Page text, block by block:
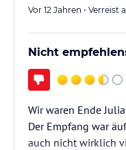
die beste Zeit sein.
Vor 12 Jahren • Verreist
Nicht
Wir waren Ende
Der Empfang war
auch nicht wirklich